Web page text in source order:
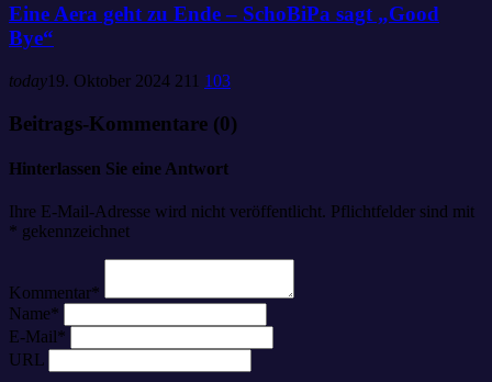
Eine Aera geht zu Ende – SchoBiPa sagt „Good
Bye“
today19. Oktober 2024 211 103
Beitrags-Kommentare (0)
Hinterlassen Sie eine Antwort
Ihre E-Mail-Adresse wird nicht veröffentlicht. Pflichtfelder sind mit
* gekennzeichnet
Kommentar*
Name*
E-Mail*
URL